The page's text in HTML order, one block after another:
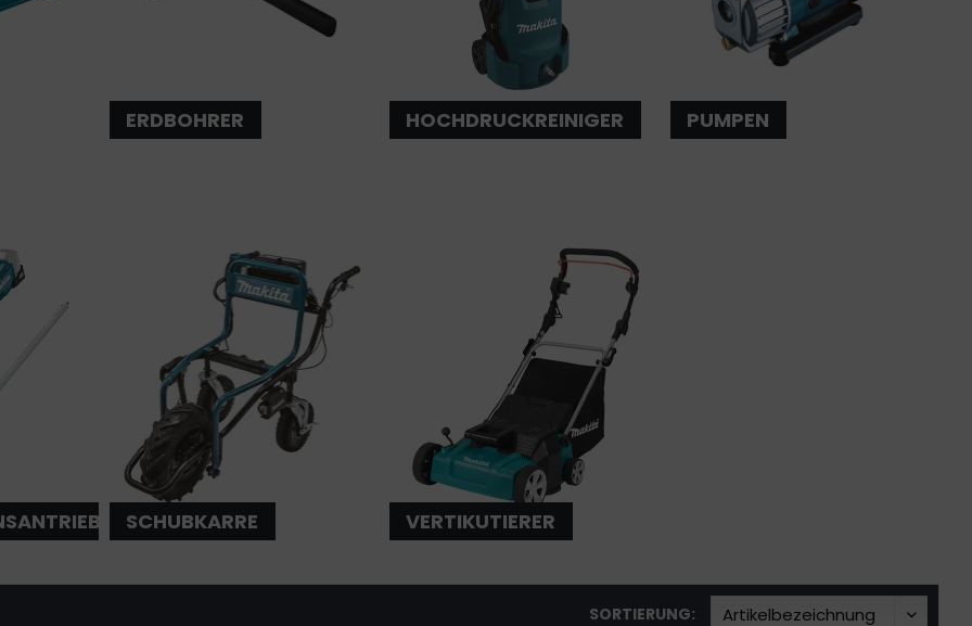
ERDBOHRER HOCHDRUCKREINIGER PUMPEN
SCHUBKARRE VERTIKUTIERER
SORTIERUNG: